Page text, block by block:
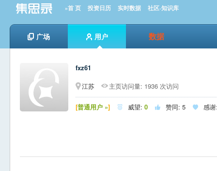
»首 页 投资日历 实时数据 社区-知识库
广场 用户 数据
fxz61
江苏
主页访问量: 1936 次访问
[普通用户 »]  威望: 0  赞同: 5  感